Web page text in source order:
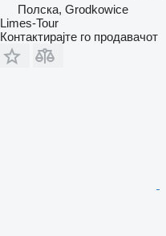
Полска, Grodkowice
Limes-Tour
Контактирајте го продавачот